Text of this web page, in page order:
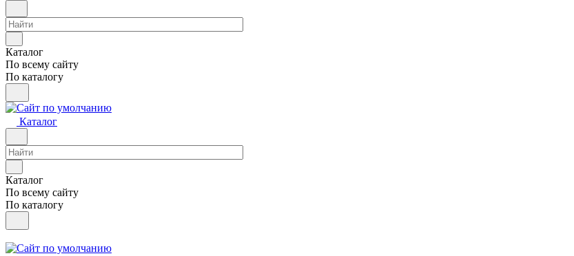
Каталог
По всему сайту
По каталогу
Каталог
Каталог
По всему сайту
По каталогу